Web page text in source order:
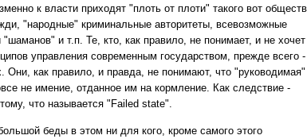
к власти приходят "плоть от плоти" такого вот
"народные" криминальные авторитеты, всевозможные
"шаманов" и т.п. Те, кто, как правило, не понимает, и не хочет
управления современным государством, прежде всего -
Они, как правило, и правда, не понимают, что "руководимая"
не имение, отданное им на кормление. Как следствие -
что называется "Failed state".
беды в этом ни для кого, кроме самого этого